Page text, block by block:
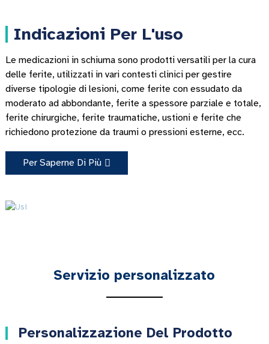
Indicazioni Per L'uso
Le medicazioni in schiuma sono prodotti versatili per la cura
delle ferite, utilizzati in vari contesti clinici per gestire
diverse tipologie di lesioni, come ferite con essudato da
moderato ad abbondante, ferite a spessore parziale e totale,
ferite chirurgiche, ferite traumatiche, ustioni e ferite che
richiedono protezione da traumi o pressioni esterne, ecc.
Per Saperne Di Più
Servizio personalizzato
Personalizzazione Del Prodotto